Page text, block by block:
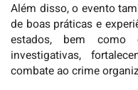
Além disso, o evento
de boas práticas e
estados, bem como
investigativas,
combate ao crime